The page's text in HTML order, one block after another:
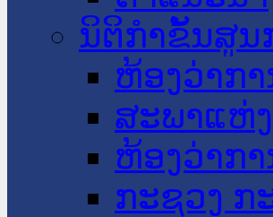
ນິຕິກໍາຂັ້ນສູນ
ຫ້ອງວ່າກ
ສະພາແຫ່
ຫ້ອງວ່າກ
ກະຊວງ ກ